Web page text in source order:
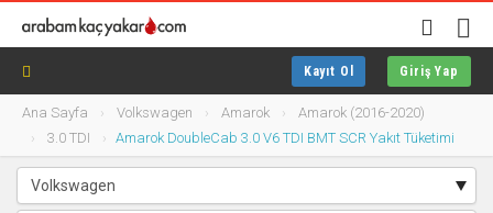
Kayıt Ol Giriş Yap
Ana Sayfa Volkswagen Amarok
Amarok (2016-2020)
3.0 TDI
Amarok DoubleCab 3.0 V6 TDI BMT SCR Yakıt Tüketimi